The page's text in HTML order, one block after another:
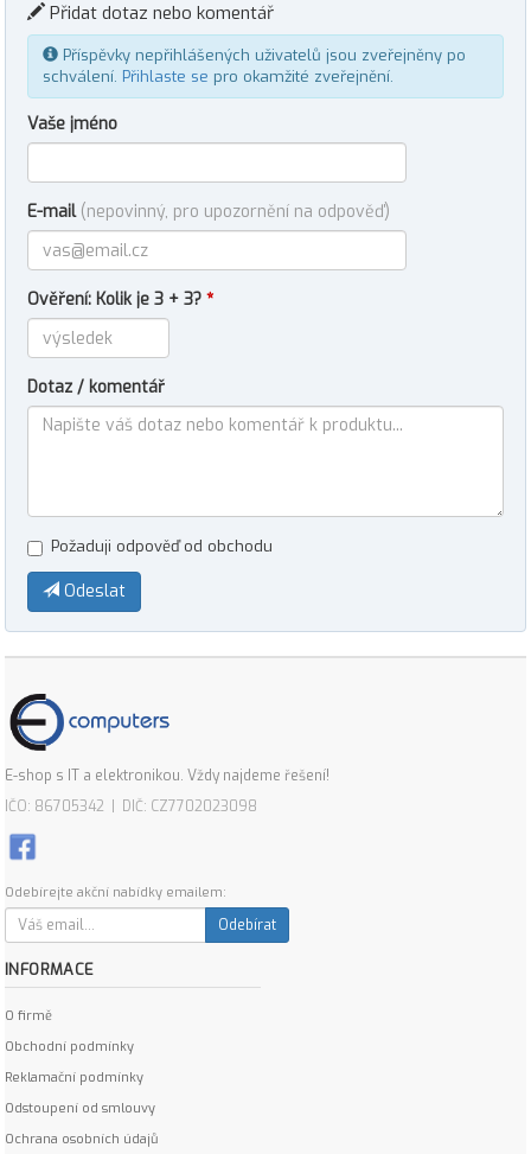
Přidat dotaz nebo komentář
Příspěvky nepřihlášených uživatelů jsou zveřejněny po
schválení. Přihlaste se pro okamžité zveřejnění.
Vaše jméno
E-mail (nepovinný, pro upozornění na odpověď)
Ověření: Kolik je 3 + 3? *
Dotaz / komentář
Požaduji odpověď od obchodu
Odeslat
E-shop s IT a elektronikou. Vždy najdeme řešení!
IČO: 86705342 | DIČ: CZ7702023098
Odebírejte akční nabídky emailem:
Odebírat
INFORMACE
O firmě
Obchodní podmínky
Reklamační podmínky
Odstoupení od smlouvy
Ochrana osobních údajů